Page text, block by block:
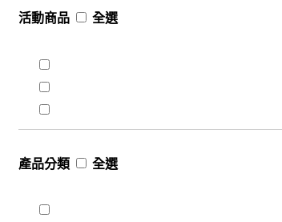
活動商品 全選
產品分類 全選